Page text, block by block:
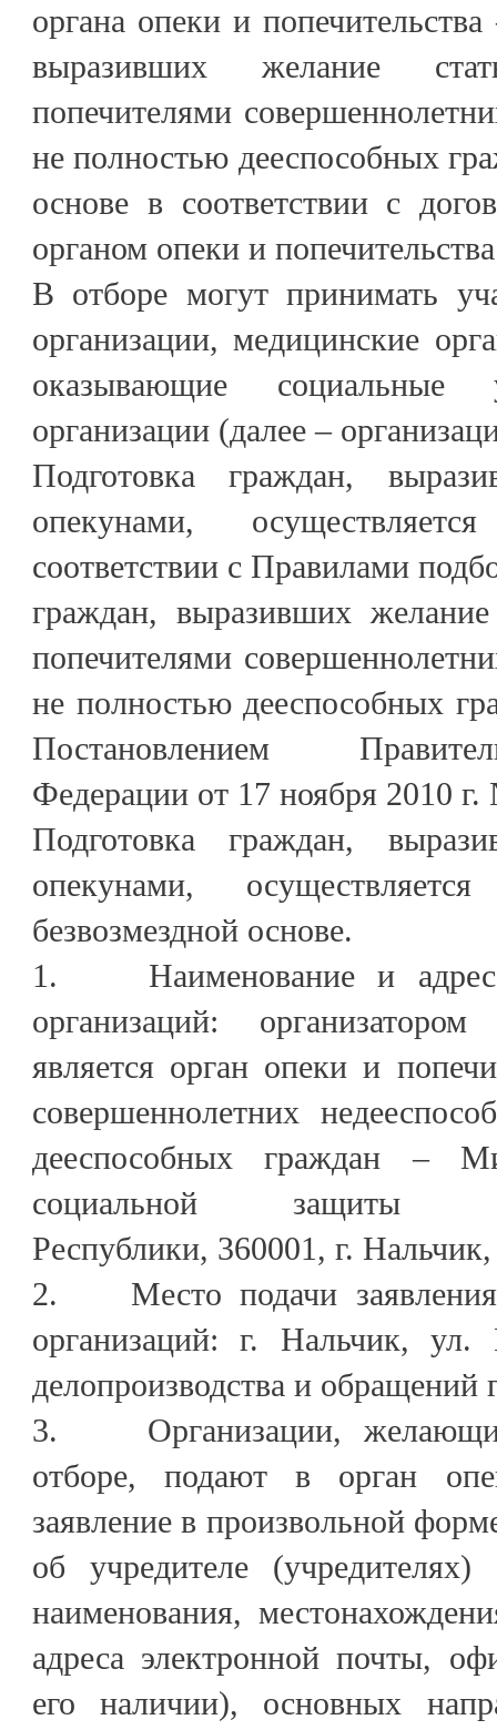
органа опеки и
выразивших желание
попечителями
не полностью дееспособных
основе в соответствии с
органом опеки и
В отборе могут принимать
организации, медицинские
оказывающие
организации (далее –
Подготовка граждан,
опекунами,
соответствии с Правилами
граждан, выразивших
попечителями
не полностью дееспособных
Постановлением
Федерации от 17 ноября 2010
Подготовка граждан,
опекунами,
безвозмездной основе.
1. Наименование и адрес
организаций:
является орган опеки и
совершеннолетних
дееспособных граждан –
социальной защиты
Республики, 360001, г.
2. Место подачи заявления
организаций: г. Нальчик,
делопроизводства и обращений
3. Организации,
отборе, подают в орган
заявление в произвольной
об учредителе (учредителях)
наименования,
адреса электронной почты,
его наличии), основных